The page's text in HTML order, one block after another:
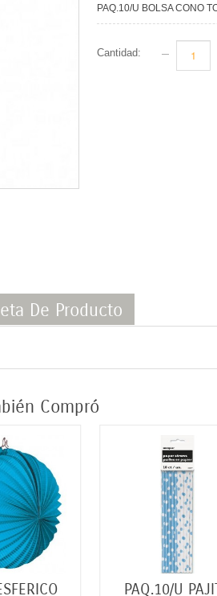
PAQ.10/U BOLSA CONO
Cantidad:
De Producto
Compró
PAQ.10/U